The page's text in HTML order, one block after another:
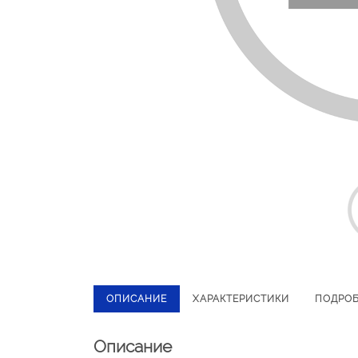
ОПИСАНИЕ ХАРАКТЕРИСТИКИ
Описание